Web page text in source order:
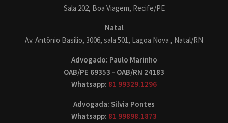
Sala 202, Boa Viagem, Recife/PE
Natal
Av. Antônio Basílio, 3006, sala 501, Lagoa Nova , Natal/RN
Advogado: Paulo Marinho
OAB/PE 69353 - OAB/RN 24183
Whatsapp: 81 99329.1296
Advogada: Silvia Pontes
Whatsapp: 81 99898.1873